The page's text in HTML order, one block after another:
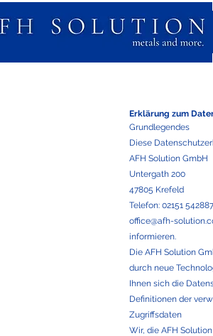
Erklärung zum
Grundlegendes
Diese
AFH Solution GmbH
Untergath 200
47805 Krefeld
Telefon: 02151 542887
office@afh-
informieren.
Die AFH Solution
durch neue
Ihnen sich die
Definitionen der
Zugriffsdaten
Wir, die AFH